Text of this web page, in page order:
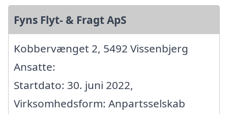
Fyns Flyt- & Fragt ApS
Kobbervænget 2, 5492 Vissenbjerg
Ansatte:
Startdato: 30. juni 2022,
Virksomhedsform: Anpartsselskab